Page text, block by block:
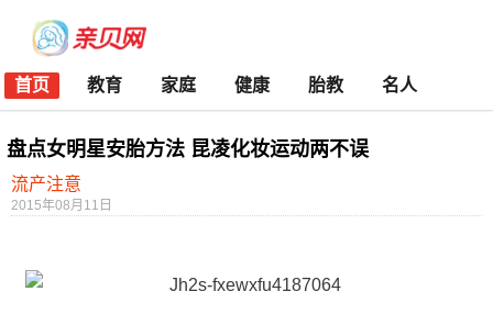
首页 教育 家庭 健康 胎教 名人
盘点女明星安胎方法 昆凌化妆运动两不误
流产注意
2015年08月11日